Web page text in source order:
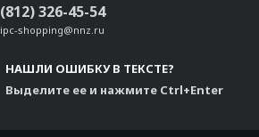
(812) 326-45-54
ipc-shopping@nnz.ru
НАШЛИ ОШИБКУ В ТЕКСТЕ?
Выделите ее и нажмите Ctrl+Enter